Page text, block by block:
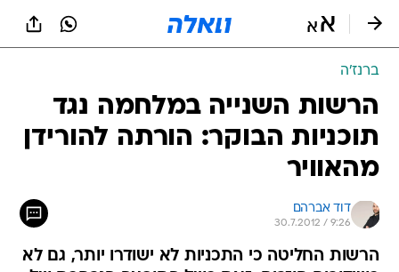
ברנז'ה
הרשות השנייה במלחמה נגד
תוכניות הבוקר: הורתה להורידן
מהאוויר
דוד אברהם
30.7.2012 / 9:26
הרשות החליטה כי התכניות לא ישודרו יותר, גם לא